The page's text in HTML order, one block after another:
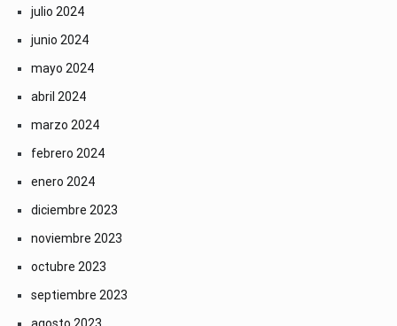
julio 2024
junio 2024
mayo 2024
abril 2024
marzo 2024
febrero 2024
enero 2024
diciembre 2023
noviembre 2023
octubre 2023
septiembre 2023